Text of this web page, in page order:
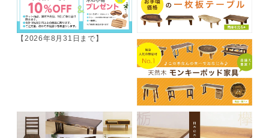
【2026年8月31日まで】